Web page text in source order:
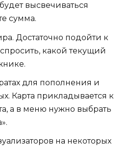
высвечиваться
сумма.
Достаточно подойти к
какой текущий
для пополнения и
Карта прикладывается к
а в меню нужно выбрать
на некоторых